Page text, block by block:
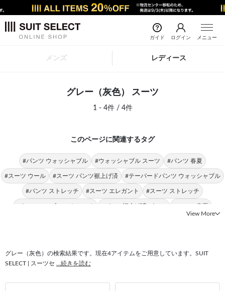
ガイド ログイン メニュー
メンズ レディース
グレー（灰色） スーツ
1 - 4件 / 4件
このページに関連するタグ
#パンツ ウォッシャブル #ウォッシャブル スーツ #パンツ 春夏
#スーツ ウール #スーツ パンツ裾上げ済 #テーパードパンツ ウォッシャブル
#パンツ ストレッチ #スーツ エレガント #スーツ ストレッチ
#ウォッシャブル ストレッチ #パンツ裾上げ済 パンツ #スーツ 春夏
#スーツ 最短発送 #4S スーツ #スーツ 4Sノンアイロン
#ジャケット ストレッチ
View More
グレー（灰色）の検索結果です。現在4アイテムをご用意しています。SUIT
SELECT | スーツセ
...続きを読む